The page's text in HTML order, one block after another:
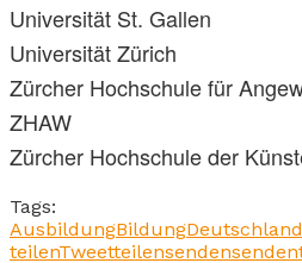
Universität St. Gallen
Universität Zürich
Zürcher Hochschule für
ZHAW
Zürcher Hochschule der
Tags:
AusbildungBildungDeutschland
teilenTweetteilensendensenden